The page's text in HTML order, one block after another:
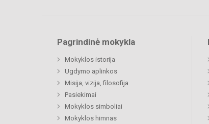
Pagrindinė mokykla
Mokyklos istorija
Ugdymo aplinkos
Misija, vizija, filosofija
Pasiekimai
Mokyklos simboliai
Mokyklos himnas